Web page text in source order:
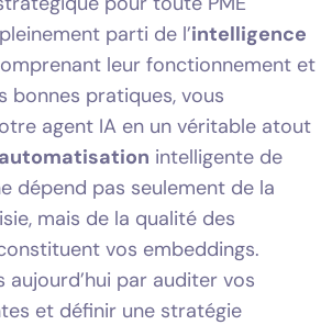
parti de l’intelligence
leur fonctionnement et
bonnes pratiques, vous
agent IA en un véritable atout
automatisation intelligente de
dépend pas seulement de la
mais de la qualité des
vos embeddings.
aujourd’hui par auditer vos
et définir une stratégie